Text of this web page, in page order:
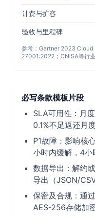
计费与扩容
验收与里程碑
参考：Gartner 2023 Cloud
27001:2022；CNISA等行
必写条款模板片段
SLA可用性：月
0.1%不足返还月
P1故障：影响核
小时内缓解，4小
数据导出：解约
导出（JSON/
保密及合规：通
AES-256存储加